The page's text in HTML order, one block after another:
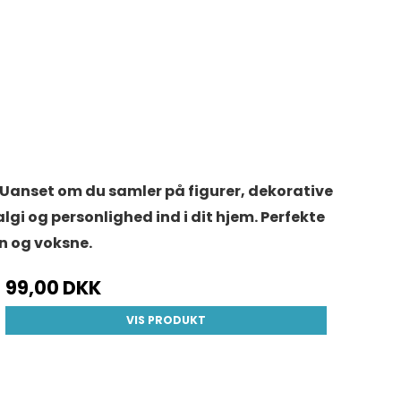
om du samler på figurer, dekorative
og personlighed ind i dit hjem. Perfekte
og voksne.
99,00 DKK
VIS PRODUKT